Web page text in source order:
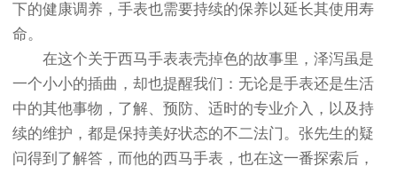
下的健康调养，手表也需要持续的保养以延长其使用寿
命。
在这个关于西马手表表壳掉色的故事里，泽泻虽是
一个小小的插曲，却也提醒我们：无论是手表还是生活
中的其他事物，了解、预防、适时的专业介入，以及持
续的维护，都是保持美好状态的不二法门。张先生的疑
问得到了解答，而他的西马手表，也在这一番探索后，